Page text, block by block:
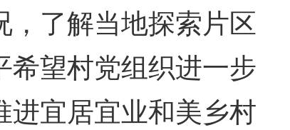
了解当地探索片区
望村党组织进一步
宜居宜业和美乡村